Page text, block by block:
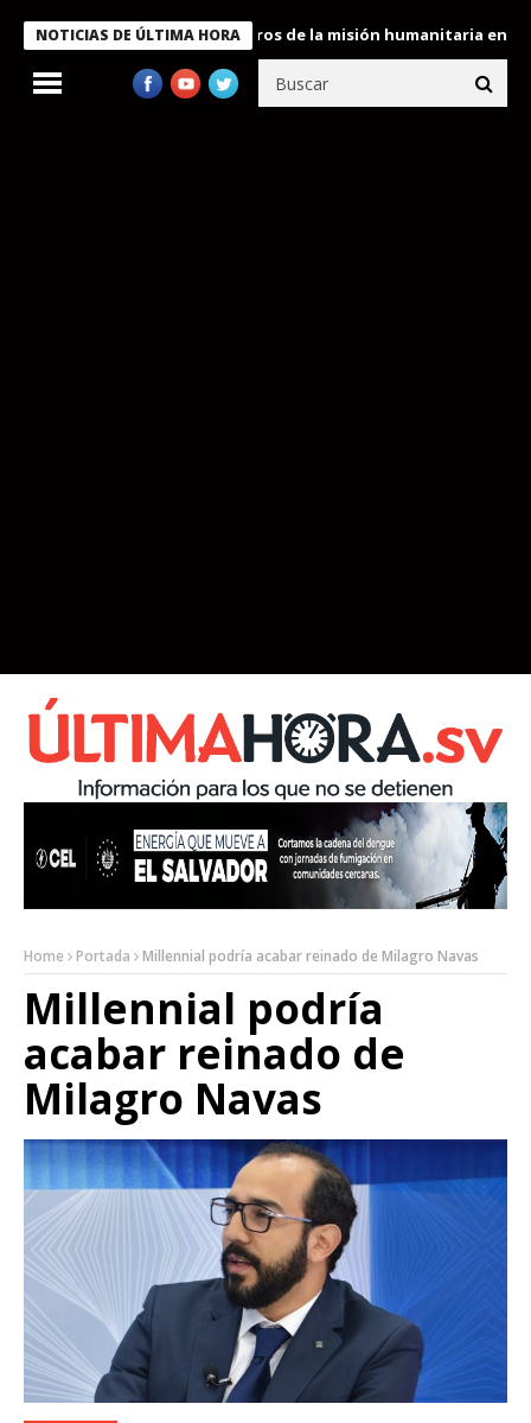
NOTICIAS DE ÚLTIMA HORA
condecora a miembros de la misión humanitaria enviada a
Home Portada Millennial podría acabar reinado de Milagro Navas
Millennial podría
acabar reinado de
Milagro Navas